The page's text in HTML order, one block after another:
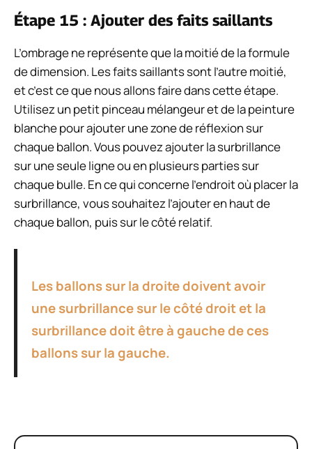
Étape 15 : Ajouter des faits saillants
L’ombrage ne représente que la moitié de la formule
de dimension. Les faits saillants sont l’autre moitié,
et c’est ce que nous allons faire dans cette étape.
Utilisez un petit pinceau mélangeur et de la peinture
blanche pour ajouter une zone de réflexion sur
chaque ballon. Vous pouvez ajouter la surbrillance
sur une seule ligne ou en plusieurs parties sur
chaque bulle. En ce qui concerne l’endroit où placer la
surbrillance, vous souhaitez l’ajouter en haut de
chaque ballon, puis sur le côté relatif.
Les ballons sur la droite doivent avoir
une surbrillance sur le côté droit et la
surbrillance doit être à gauche de ces
ballons sur la gauche.